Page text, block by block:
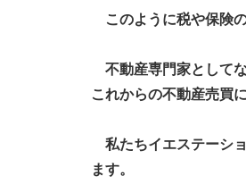
このように税や保険
不動産専門家として
これからの不動産売買
私たちイエステーシ
ます。